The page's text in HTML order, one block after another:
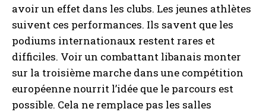
avoir un effet dans les clubs. Les jeunes athlètes
suivent ces performances. Ils savent que les
podiums internationaux restent rares et
difficiles. Voir un combattant libanais monter
sur la troisième marche dans une compétition
européenne nourrit l’idée que le parcours est
possible. Cela ne remplace pas les salles